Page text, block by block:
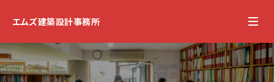
エムズ建築設計事務所